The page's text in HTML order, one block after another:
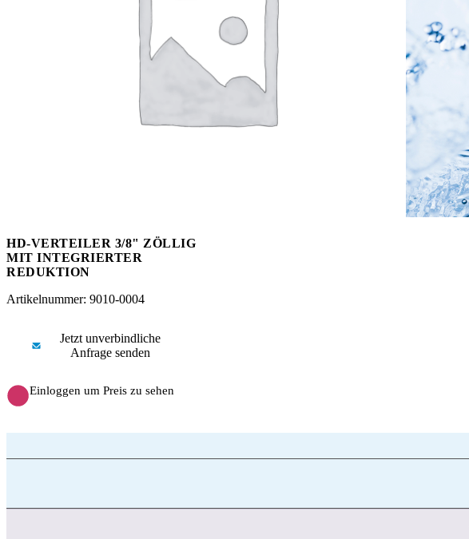
HD-VERTEILER 3/8" ZÖLLIG
MIT INTEGRIERTER
REDUKTION
Artikelnummer: 9010-0004
Jetzt unverbindliche
Anfrage senden
Einloggen um Preis zu sehen